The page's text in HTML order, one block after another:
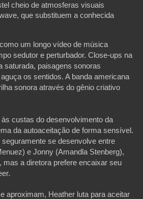
cheio de atmosferas visuais
que substituem a conhecida
um longo vídeo de música
sedutor e perturbador. Close-ups na
saturada, paisagens sonoras
os sentidos. A banda americana
sonora através do gênio criativo
custas do desenvolvimento da
da autoaceitação de forma sensível.
se desenvolve entre
e Jonny (Amandla Stenberg),
mas a diretora prefere encaixar seu
aproximam, Heather luta para aceitar